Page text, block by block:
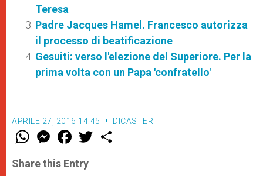
Teresa
Padre Jacques Hamel. Francesco autorizza
il processo di beatificazione
Gesuiti: verso l'elezione del Superiore. Per la
prima volta con un Papa 'confratello'
APRILE 27, 2016 14:45 DICASTERI
W
t
s
M
e
s
e
F
a
e
b
w
Share this Entry